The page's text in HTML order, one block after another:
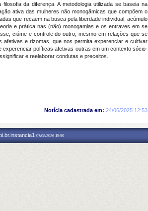
da diferença. A metodologia utilizada se baseia na
ativa das mulheres não monogâmicas que compõem o
que recaem na busca pela liberdade individual, acúmulo
e prática nas (não) monogamias e os entraves em se
ciúme e controle do outro, mesmo em relações que se
afetivas e rizomas, que nos permita experenciar e cultivar
políticas afetivas outras em um contexto sócio-
e reelaborar condutas e preceitos.
Notícia cadastrada em: 24/06/2025 12:53
07/08/2026 15:50